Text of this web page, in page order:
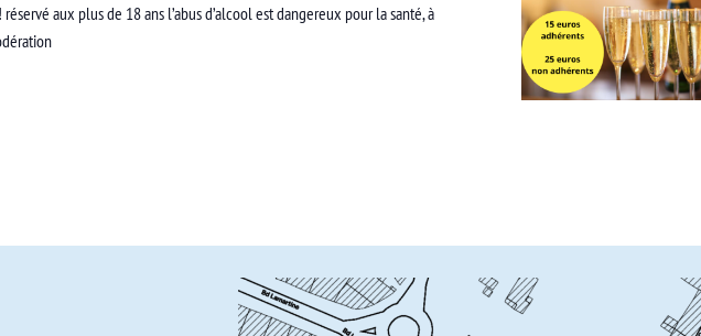
réservé aux plus de 18 ans l’abus d’alcool est dangereux pour la santé, à